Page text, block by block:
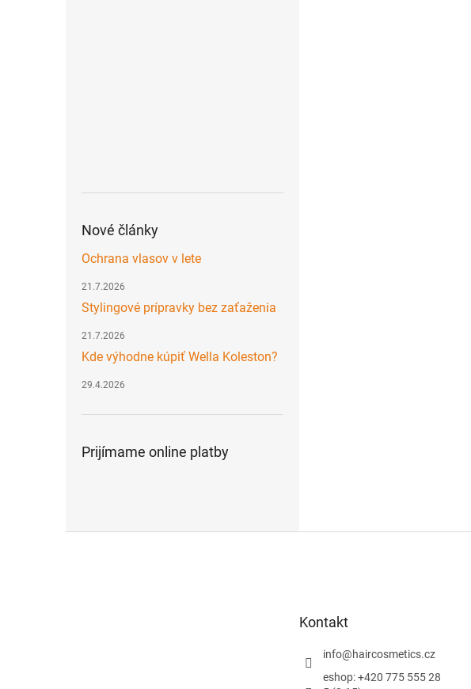
Nové články
Ochrana vlasov v lete
21.7.2026
Stylingové prípravky bez zaťaženia
21.7.2026
Kde výhodne kúpiť Wella Koleston?
29.4.2026
Prijímame online platby
Kontakt
info@haircosmetics.cz
eshop: +420 775 555 28